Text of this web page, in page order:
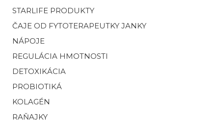
STARLIFE PRODUKTY
ČAJE OD FYTOTERAPEUTKY JANKY
NÁPOJE
REGULÁCIA HMOTNOSTI
DETOXIKÁCIA
PROBIOTIKÁ
KOLAGÉN
RAŇAJKY